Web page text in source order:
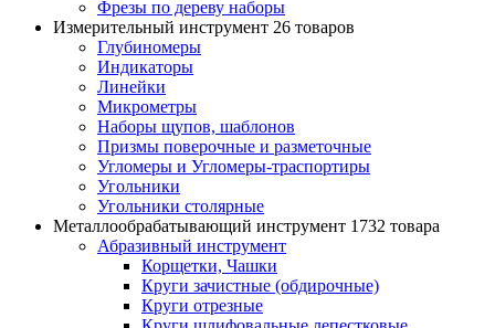
Фрезы по дереву наборы
Измерительный инструмент 26 товаров
Глубиномеры
Индикаторы
Линейки
Микрометры
Наборы щупов, шаблонов
Призмы поверочные и разметочные
Угломеры и Угломеры-траспортиры
Угольники
Угольники столярные
Металлообрабатывающий инструмент 1732 товара
Абразивный инструмент
Корщетки, Чашки
Круги зачистные (обдирочные)
Круги отрезные